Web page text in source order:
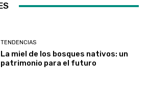
TENDENCIAS
La miel de los bosques nativos: un
patrimonio para el futuro